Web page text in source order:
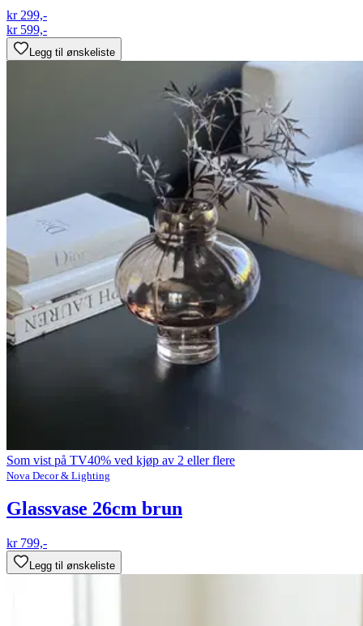
kr 299,-
kr 599,-
Legg til ønskeliste
Som vist på TV40% ved kjøp av 2 eller flere
Nova Decor & Lighting
Glassvase 26cm brun
kr 799,-
Legg til ønskeliste